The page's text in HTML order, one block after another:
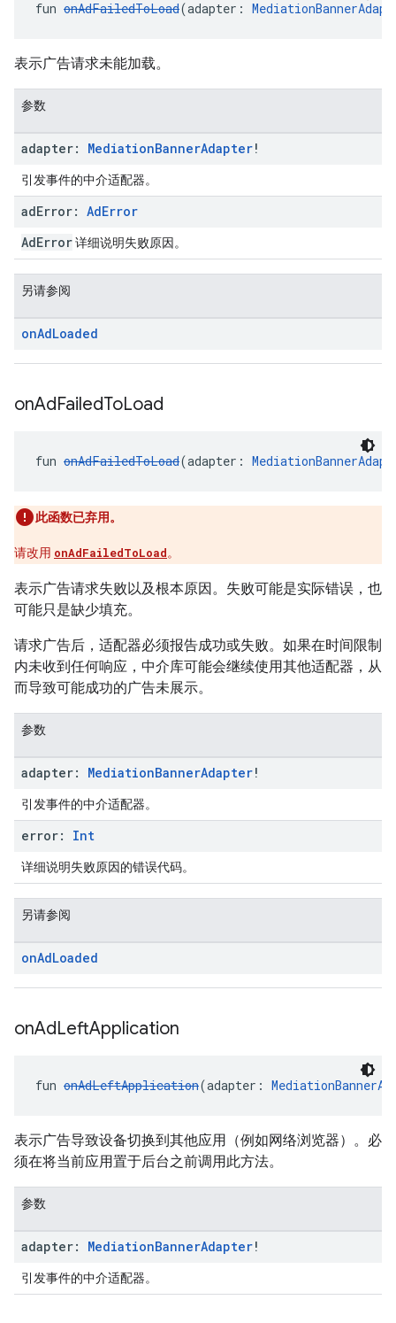
fun onAdFailedToLoad(adapter:
表示广告请求未能加载。
参数
adapter: MediationBannerAdapter!
引发事件的中介适配器。
adError: AdError
AdError详细说明失败原因。
另请参阅
onAdLoaded
onAdFailedToLoad
fun onAdFailedToLoad(adapter:
此函数已弃用。
请改用 onAdFailedToLoad。
表示广告请求失败以及根本原因。失败可能是实际错误，也
可能只是缺少填充。
请求广告后，适配器必须报告成功或失败。如果在时间限制
内未收到任何响应，中介库可能会继续使用其他适配器，从
而导致可能成功的广告未展示。
参数
adapter: MediationBannerAdapter!
引发事件的中介适配器。
error: Int
详细说明失败原因的错误代码。
另请参阅
onAdLoaded
onAdLeftApplication
fun onAdLeftApplication(adapter:
表示广告导致设备切换到其他应用（例如网络浏览器）。必
须在将当前应用置于后台之前调用此方法。
参数
adapter: MediationBannerAdapter!
引发事件的中介适配器。